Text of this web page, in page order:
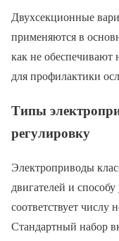
Двухсекционные
применяются в
как не обеспечивают
для профилактики
Типы
регулировку
Электроприводы
двигателей и
соответствует числу
Стандартный набор